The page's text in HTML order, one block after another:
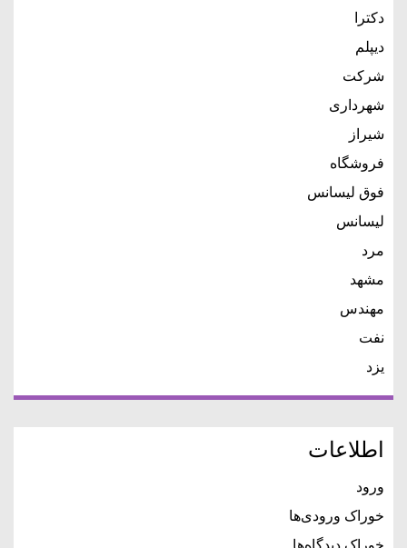
دکترا
دیپلم
شرکت
شهرداری
شیراز
فروشگاه
فوق لیسانس
لیسانس
مرد
مشهد
مهندس
نفت
یزد
اطلاعات
ورود
خوراک ورودی‌ها